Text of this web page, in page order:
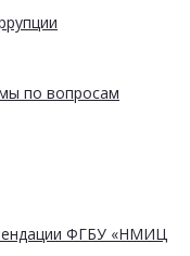
по вопросам
ФГБУ «НМИЦ